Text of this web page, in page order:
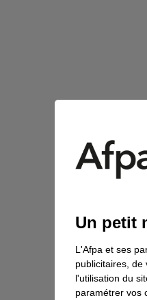
Un petit
L'Afpa et ses
publicitaires,
l'utilisation du
paramétrer vos